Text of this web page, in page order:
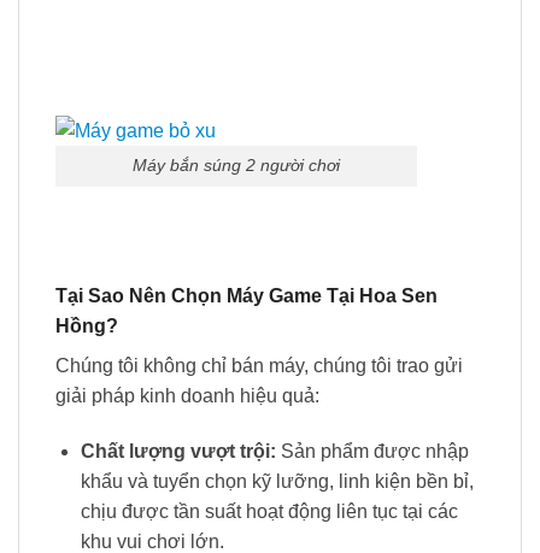
Máy bắn súng 2 người chơi
Tại Sao Nên Chọn Máy Game Tại Hoa Sen
Hồng?
Chúng tôi không chỉ bán máy, chúng tôi trao gửi
giải pháp kinh doanh hiệu quả:
Chất lượng vượt trội: Sản phẩm được nhập
khẩu và tuyển chọn kỹ lưỡng, linh kiện bền bỉ,
chịu được tần suất hoạt động liên tục tại các
khu vui chơi lớn.